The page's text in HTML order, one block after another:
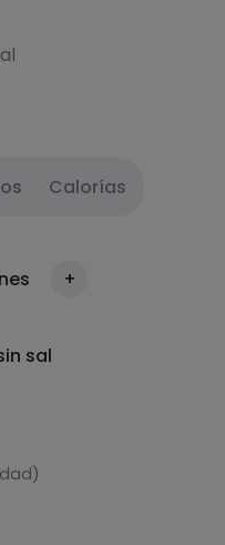
Calorías
+
sal
vaso batidor y batir